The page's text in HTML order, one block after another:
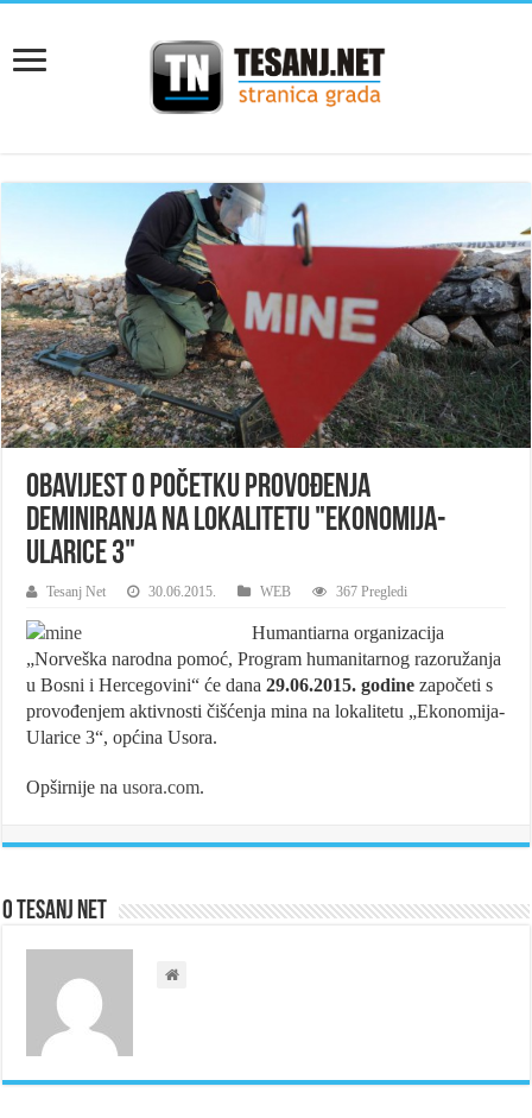
Obavijest o početku provođenja
deminiranja na lokalitetu "Ekonomija-
Ularice 3"
Tesanj Net 30.06.2015. WEB 367 Pregledi
Humantiarna organizacija
„Norveška narodna pomoć, Program humanitarnog razoružanja
u Bosni i Hercegovini“ će dana 29.06.2015. godine započeti s
provođenjem aktivnosti čišćenja mina na lokalitetu „Ekonomija-
Ularice 3“, općina Usora.
Opširnije nausora.com.
O Tesanj Net